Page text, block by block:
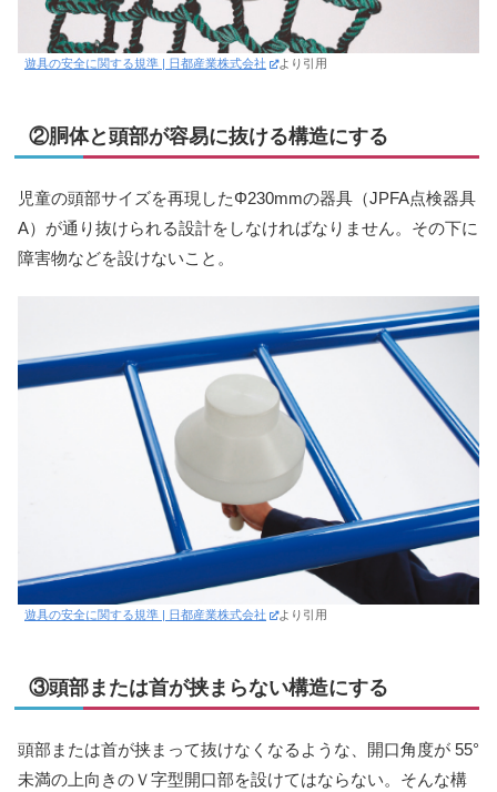
遊具の安全に関する規準 | 日都産業株式会社 より引用
②胴体と頭部が容易に抜ける構造にする
児童の頭部サイズを再現したΦ230mmの器具（JPFA点検器具
A）が通り抜けられる設計をしなければなりません。その下に
障害物などを設けないこと。
遊具の安全に関する規準 | 日都産業株式会社 より引用
③頭部または首が挟まらない構造にする
頭部または首が挟まって抜けなくなるような、開口角度が 55°
未満の上向きのＶ字型開口部を設けてはならない。そんな構